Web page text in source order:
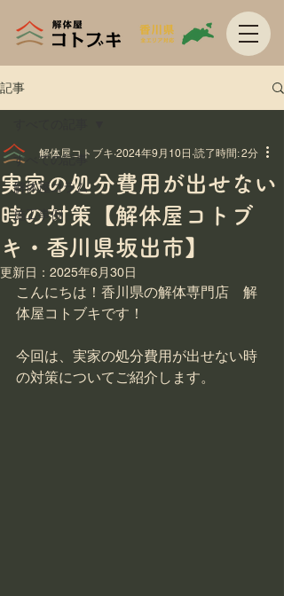
記事
すべての記事
解体屋コラム
施工事例
実家の処分費用が出せない
時の対策【解体屋コトブ
キ・香川県坂出市】
解体屋コトブキ 2024年9月10日 読了時間: 2分
更新日： 2025年6月30日
こんにちは！香川県の解体専門店　解
体屋コトブキです！
今回は、実家の処分費用が出せない時